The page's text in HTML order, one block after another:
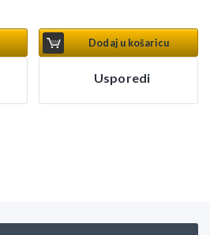
Dodaj u košaricu
Usporedi